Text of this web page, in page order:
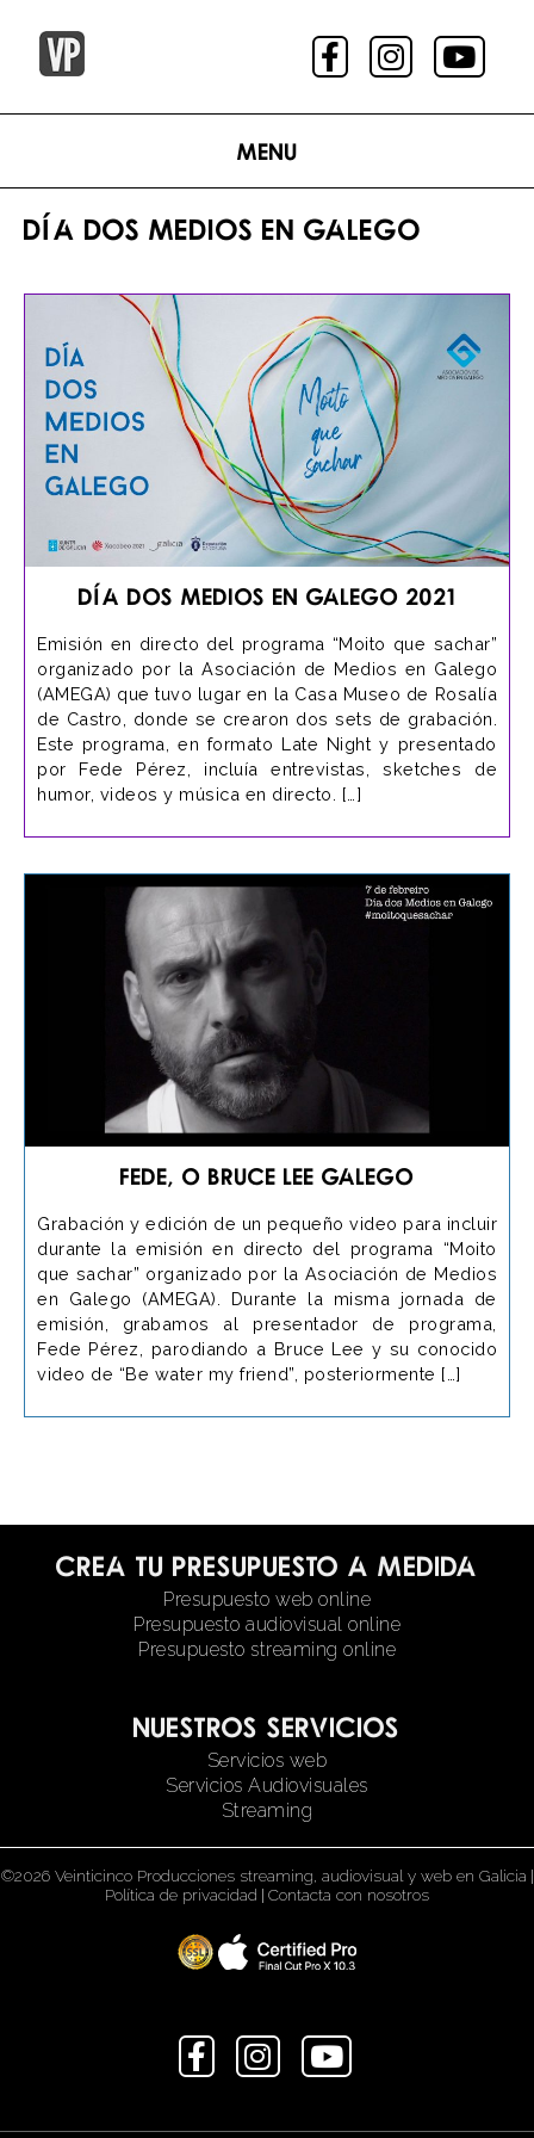
Menu
DÍA DOS MEDIOS EN GALEGO
Día dos Medios en Galego 2021
Emisión en directo del programa “Moito que sachar”
organizado por la Asociación de Medios en Galego
(AMEGA) que tuvo lugar en la Casa Museo de Rosalía
de Castro, donde se crearon dos sets de grabación.
Este programa, en formato Late Night y presentado
por Fede Pérez, incluía entrevistas, sketches de
humor, videos y música en directo. […]
Fede, o Bruce Lee galego
Grabación y edición de un pequeño video para incluir
durante la emisión en directo del programa “Moito
que sachar” organizado por la Asociación de Medios
en Galego (AMEGA). Durante la misma jornada de
emisión, grabamos al presentador de programa,
Fede Pérez, parodiando a Bruce Lee y su conocido
video de “Be water my friend”, posteriormente […]
Crea tu presupuesto a medida
Presupuesto web online
Presupuesto audiovisual online
Presupuesto streaming online
Nuestros servicios
Servicios web
Servicios Audiovisuales
Streaming
©2026 Veinticinco Producciones streaming, audiovisual y web en Galicia |
Política de privacidad | Contacta con nosotros